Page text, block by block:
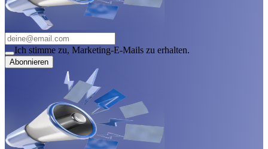
Ich stimme zu, Marketing-E-Mails zu erhalten.
Abonnieren